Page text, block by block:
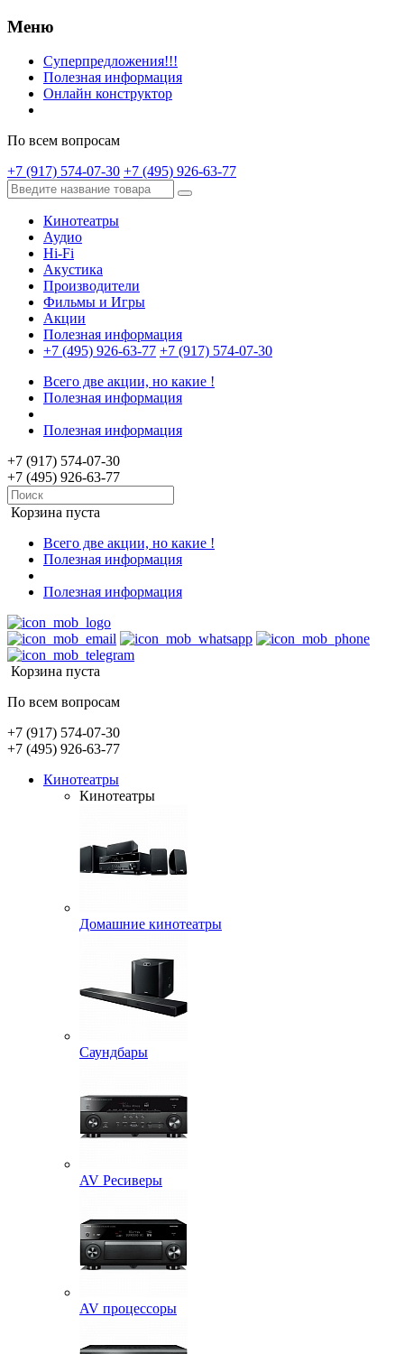
Меню
Суперпредложения!!!
Полезная информация
Онлайн конструктор
По всем вопросам
+7 (917) 574-07-30 +7 (495) 926-63-77
Кинотеатры
Аудио
Hi-Fi
Акустика
Производители
Фильмы и Игры
Акции
Полезная информация
+7 (495) 926-63-77 +7 (917) 574-07-30
Всего две акции, но какие !
Полезная информация
Полезная информация
+7 (917) 574-07-30
+7 (495) 926-63-77
Корзина пуста
Всего две акции, но какие !
Полезная информация
Полезная информация
Корзина пуста
По всем вопросам
+7 (917) 574-07-30
+7 (495) 926-63-77
Кинотеатры
Кинотеатры
Домашние кинотеатры
Саундбары
AV Ресиверы
AV процессоры